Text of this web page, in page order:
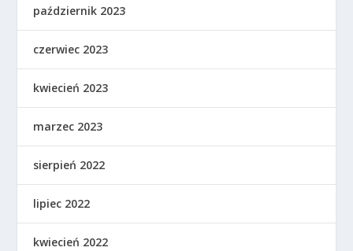
październik 2023
czerwiec 2023
kwiecień 2023
marzec 2023
sierpień 2022
lipiec 2022
kwiecień 2022